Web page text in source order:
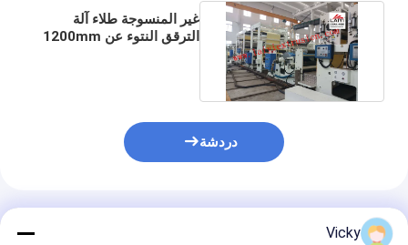
تذوب آلة النسيج المنفوخ
غير المنسوجة طلاء آلة
الترقق النتوء عن 1200mm
دردشة
المنتجات الموصى بها
Vicky